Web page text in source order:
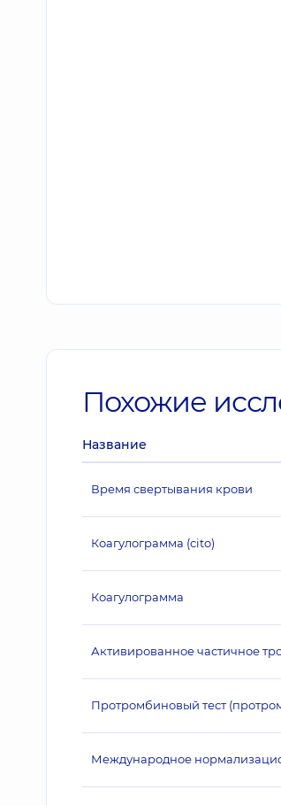
Похожие
Название
Время свертывания крови
Коагулограмма (cito)
Коагулограмма
Активированное частичное
Протромбиновый тест
Международное